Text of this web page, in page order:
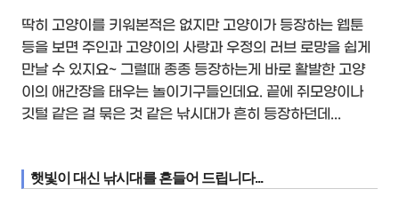
딱히 고양이를 키워본적은 없지만 고양이가 등장하는 웹툰
등을 보면 주인과 고양이의 사랑과 우정의 러브 로망을 쉽게
만날 수 있지요~ 그럴때 종종 등장하는게 바로 활발한 고양
이의 애간장을 태우는 놀이기구들인데요. 끝에 쥐모양이나
깃털 같은 걸 묶은 것 같은 낚시대가 흔히 등장하던데...
햇빛이 대신 낚시대를 흔들어 드립니다...